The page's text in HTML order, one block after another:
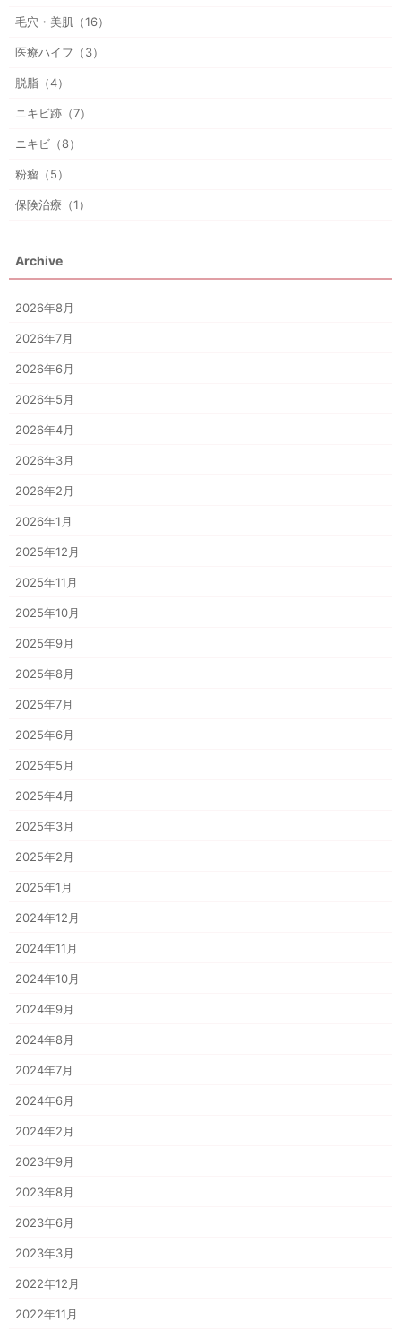
毛穴・美肌（16）
医療ハイフ（3）
脱脂（4）
ニキビ跡（7）
ニキビ（8）
粉瘤（5）
保険治療（1）
Archive
2026年8月
2026年7月
2026年6月
2026年5月
2026年4月
2026年3月
2026年2月
2026年1月
2025年12月
2025年11月
2025年10月
2025年9月
2025年8月
2025年7月
2025年6月
2025年5月
2025年4月
2025年3月
2025年2月
2025年1月
2024年12月
2024年11月
2024年10月
2024年9月
2024年8月
2024年7月
2024年6月
2024年2月
2023年9月
2023年8月
2023年6月
2023年3月
2022年12月
2022年11月